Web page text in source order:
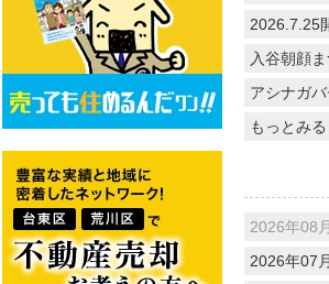
2026.7.25
入谷朝顔ま
アシナガバ
もっとみる
2026年08
2026年07